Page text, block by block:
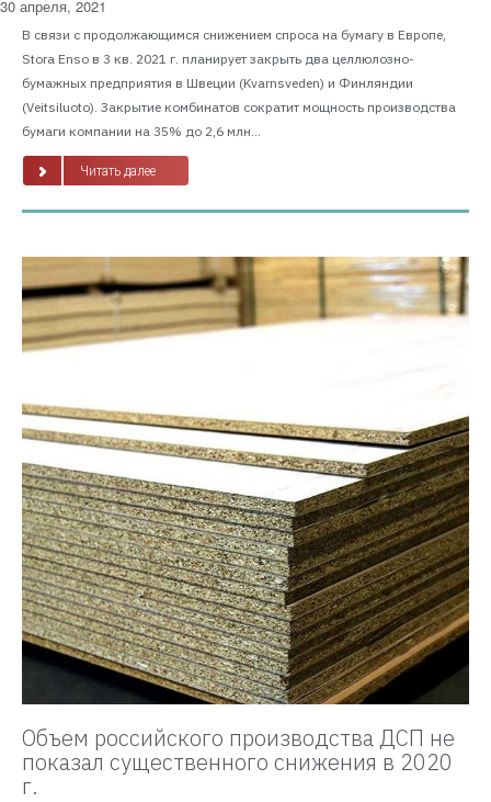
30 апреля, 2021
В связи с продолжающимся снижением спроса на бумагу в Европе,
Stora Enso в 3 кв. 2021 г. планирует закрыть два целлюлозно-
бумажных предприятия в Швеции (Kvarnsveden) и Финляндии
(Veitsiluoto). Закрытие комбинатов сократит мощность производства
бумаги компании на 35% до 2,6 млн...
Читать далее
Объем российского производства ДСП не
показал существенного снижения в 2020
г.